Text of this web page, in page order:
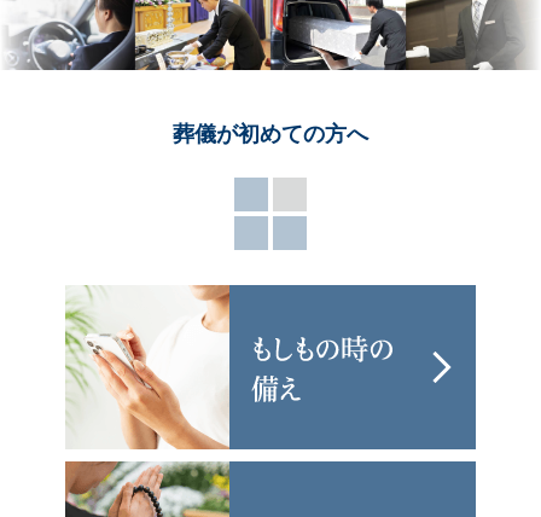
葬儀が初めての方へ